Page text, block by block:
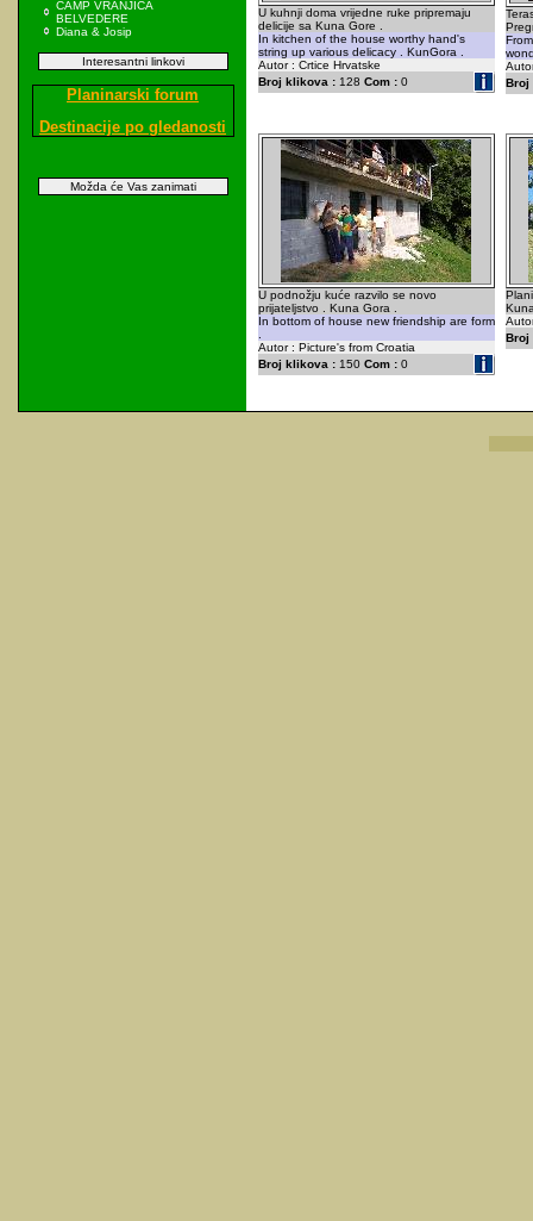
CAMP VRANJICA
BELVEDERE
Diana & Josip
Interesantni linkovi
Planinarski forum
Destinacije po gledanosti
Možda će Vas zanimati
U kuhnji doma vrijedne ruke pripremaju
delicije sa Kuna Gore .
In kitchen of the house worthy hand's
string up various delicacy . KunGora .
Autor : Crtice Hrvatske
Broj klikova :128 Com :0
Broj
U podnožju kuće razvilo se novo
prijateljstvo . Kuna Gora .
In bottom of house new friendship are form
Autor : Picture's from Croatia
Broj klikova :150 Com :0
Broj